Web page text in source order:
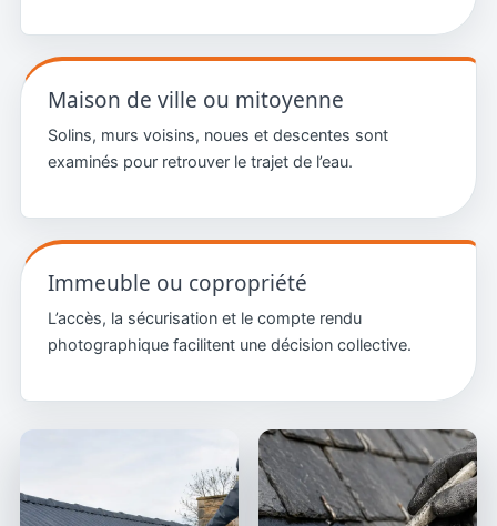
Maison de ville ou mitoyenne
Solins, murs voisins, noues et descentes sont
examinés pour retrouver le trajet de l’eau.
Immeuble ou copropriété
L’accès, la sécurisation et le compte rendu
photographique facilitent une décision collective.